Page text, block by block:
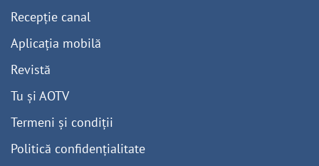
Recepție canal
Aplicația mobilă
Revistă
Tu și AOTV
Termeni și condiții
Politică confidențialitate